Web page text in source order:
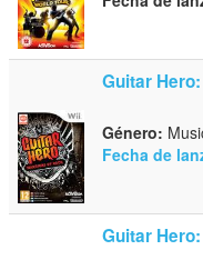
Guitar
Género:
Fecha de
Guitar